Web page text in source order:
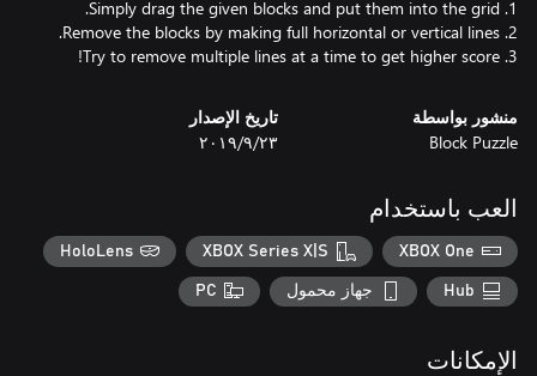
3. Try to remove multiple lines at a time to get higher score!
منشور بواسطة
Block Puzzle
تاريخ الإصدار
٢٣‏/٩‏/٢٠١٩
العب باستخدام
XBOX One
XBOX Series X|S
HoloLens
Hub جهاز محمول PC
الإمكانات